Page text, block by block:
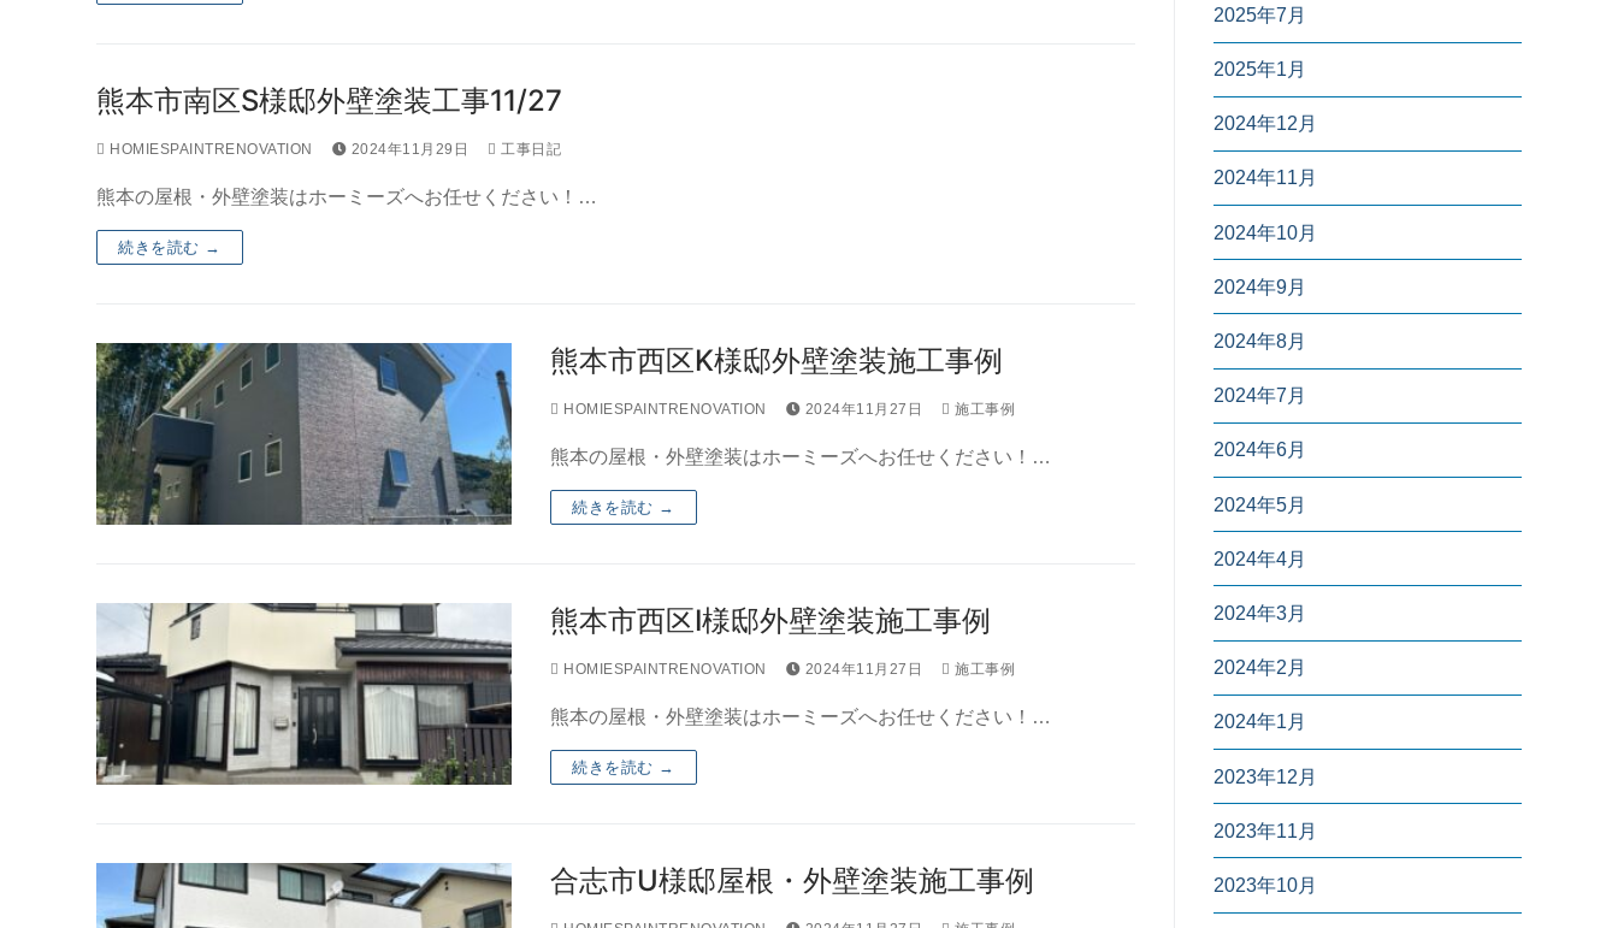
熊本市南区S様邸外壁塗装工事11/27
HOMIESPAINTRENOVATION 2024年11月29日 工事日記
熊本の屋根・外壁塗装はホーミーズへお任せください！…
続きを読む →
熊本市西区K様邸外壁塗装施工事例
HOMIESPAINTRENOVATION 2024年11月27日 施工事例
熊本の屋根・外壁塗装はホーミーズへお任せください！…
続きを読む →
熊本市西区I様邸外壁塗装施工事例
HOMIESPAINTRENOVATION 2024年11月27日 施工事例
熊本の屋根・外壁塗装はホーミーズへお任せください！…
続きを読む →
合志市U様邸屋根・外壁塗装施工事例
2025年7月
2025年1月
2024年12月
2024年11月
2024年10月
2024年9月
2024年8月
2024年7月
2024年6月
2024年5月
2024年4月
2024年3月
2024年2月
2024年1月
2023年12月
2023年11月
2023年10月